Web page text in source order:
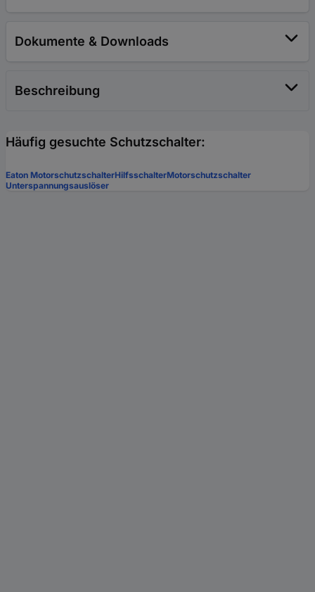
Dokumente & Downloads
Beschreibung
Häufig gesuchte Schutzschalter:
Eaton MotorschutzschalterHilfsschalterMotorschutzschalter
Unterspannungsauslöser